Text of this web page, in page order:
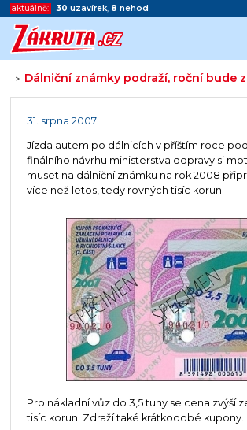
aktuálně: 30 uzavírek, 8 nehod
> Dálniční známky podraží, roční bude
Začátek reklamy
31. srpna 2007
Jízda autem po dálnicích v příštím roce
finálního návrhu ministerstva dopravy si
muset na dálniční známku na rok 2008
více než letos, tedy rovných tisíc korun.
Pro nákladní vůz do 3,5 tuny se cena zvýší
tisíc korun. Zdraží také krátkodobé kupony.